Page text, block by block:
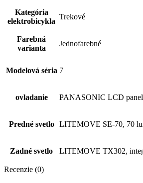
Kategória
elektrobicykla
Trekové
Farebná
varianta
Jednofarebné
Modelová séria 7
ovladanie PANASONIC LCD
Predné svetlo LITEMOVE SE-70, 70
Zadné svetlo LITEMOVE TX302,
Recenzie (0)